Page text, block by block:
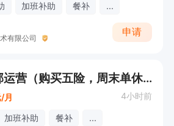
加班补助 餐补 ...
有限公司
申请
美团外卖市场部运营（购买五险，周末单休，节假日正常放假或调休）
月 4小时前
加班补助 餐补 ...